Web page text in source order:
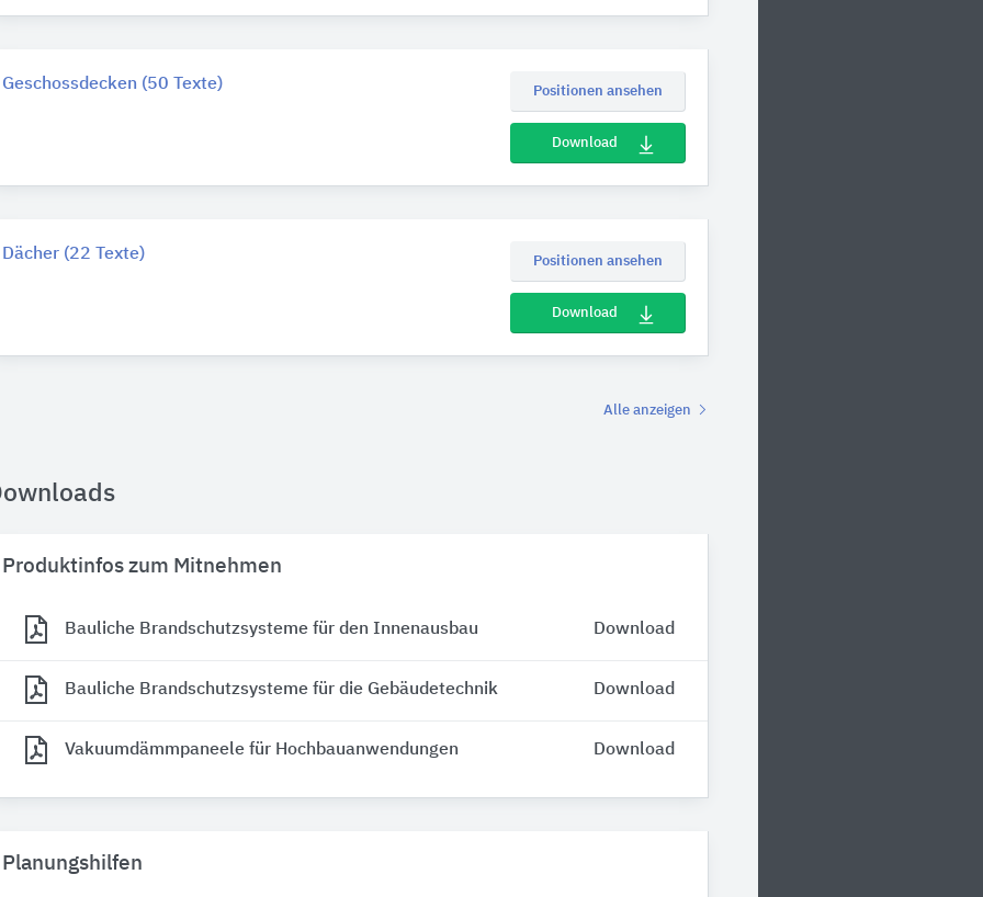
Geschossdecken (50 Texte) Positionen ansehen
Download
Dächer (22 Texte) Positionen ansehen
Download
Alle anzeigen
Produktinfos zum Mitnehmen
Bauliche Brandschutzsysteme für den Innenausbau Download
Bauliche Brandschutzsysteme für die Gebäudetechnik Download
Vakuumdämmpaneele für Hochbauanwendungen Download
Planungshilfen